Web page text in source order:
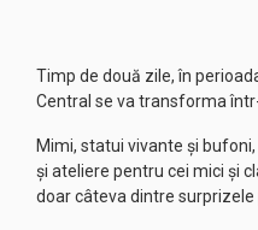
Timp de două zile, în
Central se va transforma
Mimi, statui vivante și
și ateliere pentru cei mici și
doar câteva dintre